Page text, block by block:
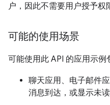
户，因此不需要用户授予权
可能的使用场景
可能使用此 API 的应用示例
聊天应用、电子邮件
消息到达，或显示未读